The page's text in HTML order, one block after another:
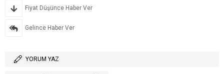
Fiyat Düşünce Haber Ver
Gelince Haber Ver
YORUM YAZ